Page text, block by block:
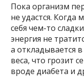
Пока организм
не удастся.
себя чем-то
энергия не
а откладывается
веса, что грозит
вроде диабета и